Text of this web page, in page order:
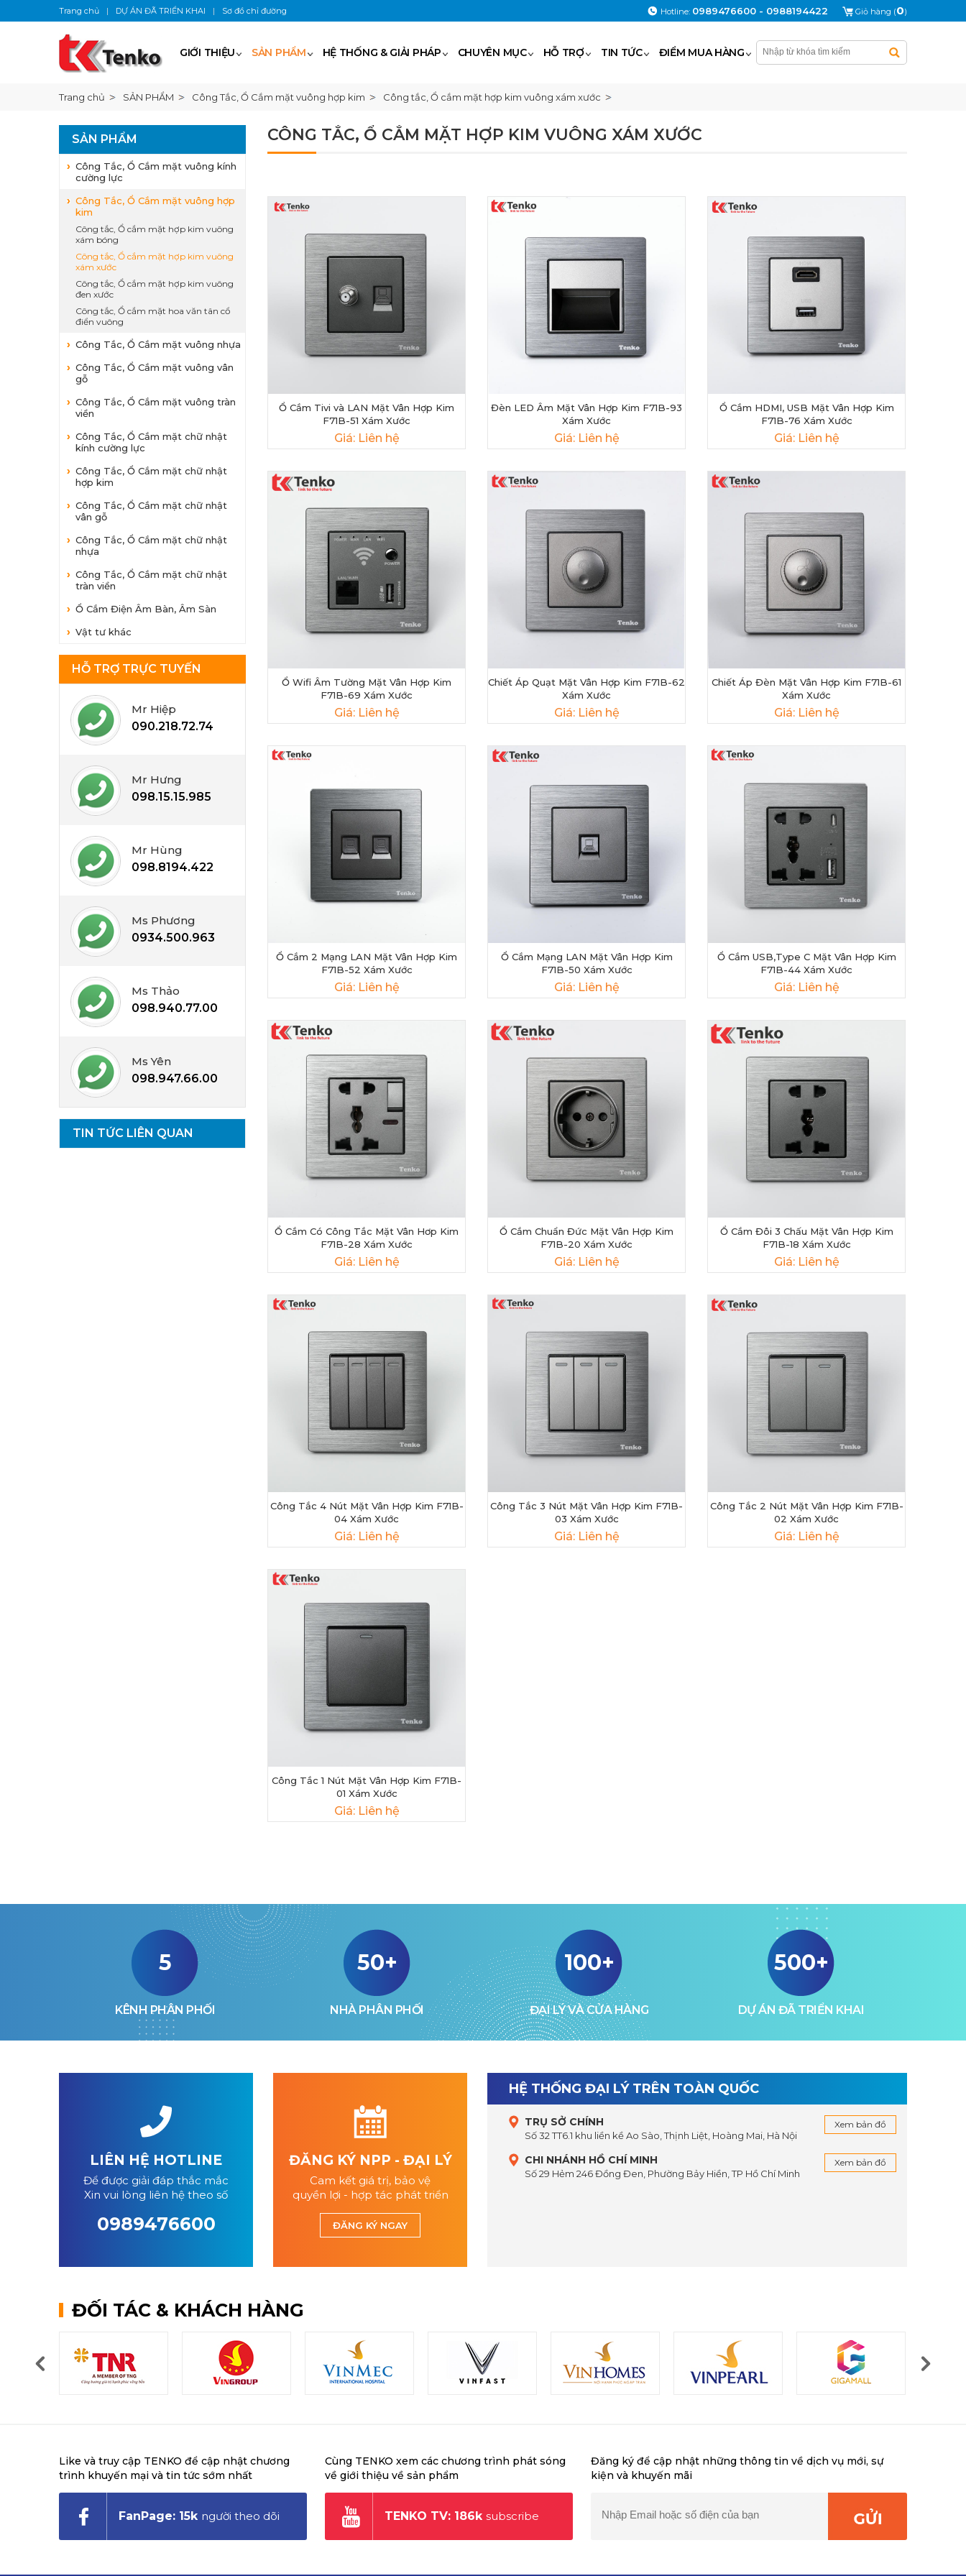
GIỚI THIỆU SẢN PHẨM HỆ THỐNG & GIẢI PHÁP CHUYÊN MỤC HỖ TRỢ TIN TỨC ĐIỂM MUA HÀNG
Trang chủ SẢN PHẨM Công Tắc, Ổ Cắm mặt vuông hợp kim Công tắc, Ổ cắm mặt hợp kim vuông xám xước
SẢN PHẨM
Công Tắc, Ổ Cắm mặt vuông kính
cường lực
Công Tắc, Ổ Cắm mặt vuông hợp
kim
Công tắc, Ổ cắm mặt hợp kim vuông
xám bóng
Công tắc, Ổ cắm mặt hợp kim vuông
xám xước
Công tắc, Ổ cắm mặt hợp kim vuông
đen xước
Công tắc, Ổ cắm mặt hoa văn tân cổ
điển vuông
Công Tắc, Ổ Cắm mặt vuông nhựa
Công Tắc, Ổ Cắm mặt vuông vân
gỗ
Công Tắc, Ổ Cắm mặt vuông tràn
viền
Công Tắc, Ổ Cắm mặt chữ nhật
kính cường lực
Công Tắc, Ổ Cắm mặt chữ nhật
hợp kim
Công Tắc, Ổ Cắm mặt chữ nhật
vân gỗ
Công Tắc, Ổ Cắm mặt chữ nhật
nhựa
Công Tắc, Ổ Cắm mặt chữ nhật
tràn viền
Ổ Cắm Điện Âm Bàn, Âm Sàn
Vật tư khác
HỖ TRỢ TRỰC TUYẾN
Mr Hiệp
090.218.72.74
Mr Hưng
098.15.15.985
Mr Hùng
098.8194.422
Ms Phương
0934.500.963
Ms Thảo
098.940.77.00
Ms Yên
098.947.66.00
TIN TỨC LIÊN QUAN
CÔNG TẮC, Ổ CẮM MẶT HỢP KIM VUÔNG XÁM XƯỚC
Ổ Cắm Tivi và LAN Mặt Vân Hợp Kim
F71B-51 Xám Xước
Giá: Liên hệ
Đèn LED Âm Mặt Vân Hợp Kim F71B-93
Xám Xước
Giá: Liên hệ
Ổ Cắm HDMI, USB Mặt Vân Hợp Kim
F71B-76 Xám Xước
Giá: Liên hệ
Ổ Wifi Âm Tường Mặt Vân Hợp Kim
F71B-69 Xám Xước
Giá: Liên hệ
Chiết Áp Quạt Mặt Vân Hợp Kim F71B-62
Xám Xước
Giá: Liên hệ
Chiết Áp Đèn Mặt Vân Hợp Kim F71B-61
Xám Xước
Giá: Liên hệ
Ổ Cắm 2 Mạng LAN Mặt Vân Hợp Kim
F71B-52 Xám Xước
Giá: Liên hệ
Ổ Cắm Mạng LAN Mặt Vân Hợp Kim
F71B-50 Xám Xước
Giá: Liên hệ
Ổ Cắm USB,Type C Mặt Vân Hợp Kim
F71B-44 Xám Xước
Giá: Liên hệ
Ổ Cắm Có Công Tắc Mặt Vân Hơp Kim
F71B-28 Xám Xước
Giá: Liên hệ
Ổ Cắm Chuẩn Đức Mặt Vân Hợp Kim
F71B-20 Xám Xước
Giá: Liên hệ
Ổ Cắm Đôi 3 Chấu Mặt Vân Hợp Kim
F71B-18 Xám Xước
Giá: Liên hệ
Công Tắc 4 Nút Mặt Vân Hợp Kim F71B-
04 Xám Xước
Giá: Liên hệ
Công Tắc 3 Nút Mặt Vân Hợp Kim F71B-
03 Xám Xước
Giá: Liên hệ
Công Tắc 2 Nút Mặt Vân Hợp Kim F71B-
02 Xám Xước
Giá: Liên hệ
Công Tắc 1 Nút Mặt Vân Hợp Kim F71B-
01 Xám Xước
Giá: Liên hệ
5
KÊNH PHÂN PHỐI
50+
NHÀ PHÂN PHỐI
100+
ĐẠI LÝ VÀ CỬA HÀNG
500+
DỰ ÁN ĐÃ TRIỂN KHAI
LIÊN HỆ HOTLINE
Để được giải đáp thắc mắc
Xin vui lòng liên hệ theo số
0989476600
ĐĂNG KÝ NPP - ĐẠI LÝ
Cam kết giá trị, bảo vệ
quyền lợi - hợp tác phát triển
ĐĂNG KÝ NGAY
HỆ THỐNG ĐẠI LÝ TRÊN TOÀN QUỐC
Xem bản đồ
TRỤ SỞ CHÍNH
Số 32 TT6.1 khu liền kề Ao Sào, Thịnh Liệt, Hoàng Mai, Hà Nội
Xem bản đồ
CHI NHÁNH HỒ CHÍ MINH
Số 29 Hẻm 246 Đồng Đen, Phường Bảy Hiền, TP Hồ Chí Minh
ĐỐI TÁC & KHÁCH HÀNG
Like và truy cập TENKO để cập nhật chương
trình khuyến mại và tin tức sớm nhất
FanPage: 15k người theo dõi
Cùng TENKO xem các chương trình phát sóng
về giới thiệu về sản phẩm
TENKO TV: 186k subscribe
Đăng ký để cập nhật những thông tin về dịch vụ mới, sự
kiện và khuyến mãi
Giỏ hàng (0)
Hotline: 0989476600 - 0988194422
Trang chủ | DỰ ÁN ĐÃ TRIỂN KHAI | Sơ đồ chỉ đường